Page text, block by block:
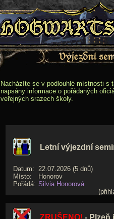
Nacházíte se v podlouhlé místnosti s
napsány informace o pořádaných
veřejných srazech školy.
Letní výjezdní
Datum: 22.07.2026 (5 dnů)
Místo:
Honorov
Pořádá: Silvia Honorová
ZRUŠENO! - Plzeň